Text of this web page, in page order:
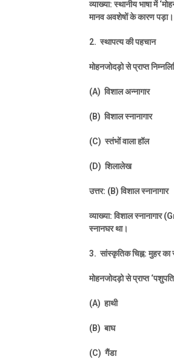
व्याख्या: स्थानीय भाषा में‘
मानव अवशेषों के कारण पड़ा।
2.स्थापत्य की पहचान
मोहनजोदड़ो से प्राप्त
(A)विशाल अन्नागार
(B)विशाल स्नानागार
(C)स्तंभों वाला हॉल
(D)शिलालेख
उत्तर: (B)विशाल स्नानागार
व्याख्या: विशाल स्नानागार (
स्नानघर था।
3.सांस्कृतिक चिह्न: मुहर का
मोहनजोदड़ो से प्राप्त‘पशुपति
(A)हाथी
(B)बाघ
(C)गैंडा